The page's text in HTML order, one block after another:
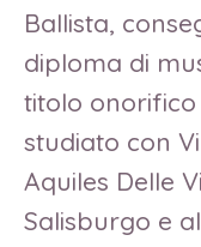
Ballista,
diploma di
titolo onorifico
studiato con
Aquiles Delle
Salisburgo e